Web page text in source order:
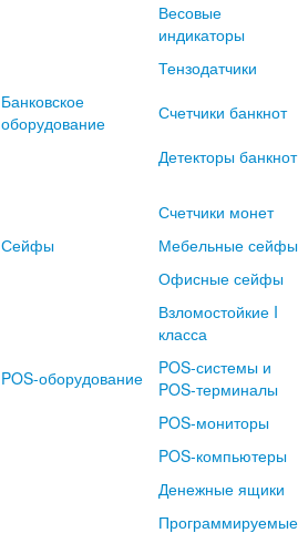
Весовые
индикаторы
Тензодатчики
Банковское
оборудование
Счетчики банкнот
Детекторы банкнот
Счетчики монет
Сейфы
Мебельные сейфы
Офисные сейфы
Взломостойкие I
класса
POS-оборудование
POS-системы и
POS-терминалы
POS-мониторы
POS-компьютеры
Денежные ящики
Программируемые